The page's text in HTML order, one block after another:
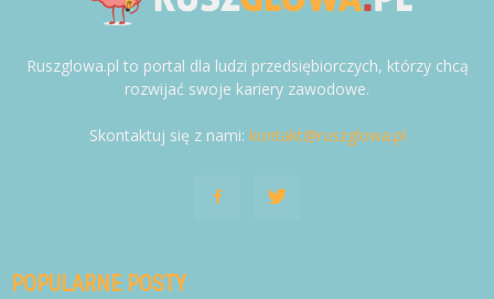
Ruszglowa.pl to portal dla ludzi przedsiębiorczych, którzy chcą
rozwijać swoje kariery zawodowe.
Skontaktuj się z nami: kontakt@ruszglowa.pl
POPULARNE POSTY